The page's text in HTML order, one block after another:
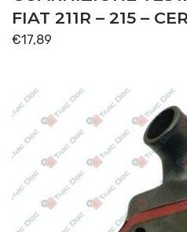
FIAT 211R – 215 –
€17,89